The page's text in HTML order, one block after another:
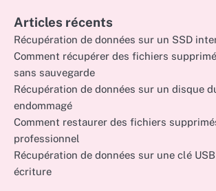
Articles récents
Récupération de données sur un SSD
Comment récupérer des fichiers
sans sauvegarde
Récupération de données sur un disque
endommagé
Comment restaurer des fichiers
professionnel
Récupération de données sur une clé
écriture